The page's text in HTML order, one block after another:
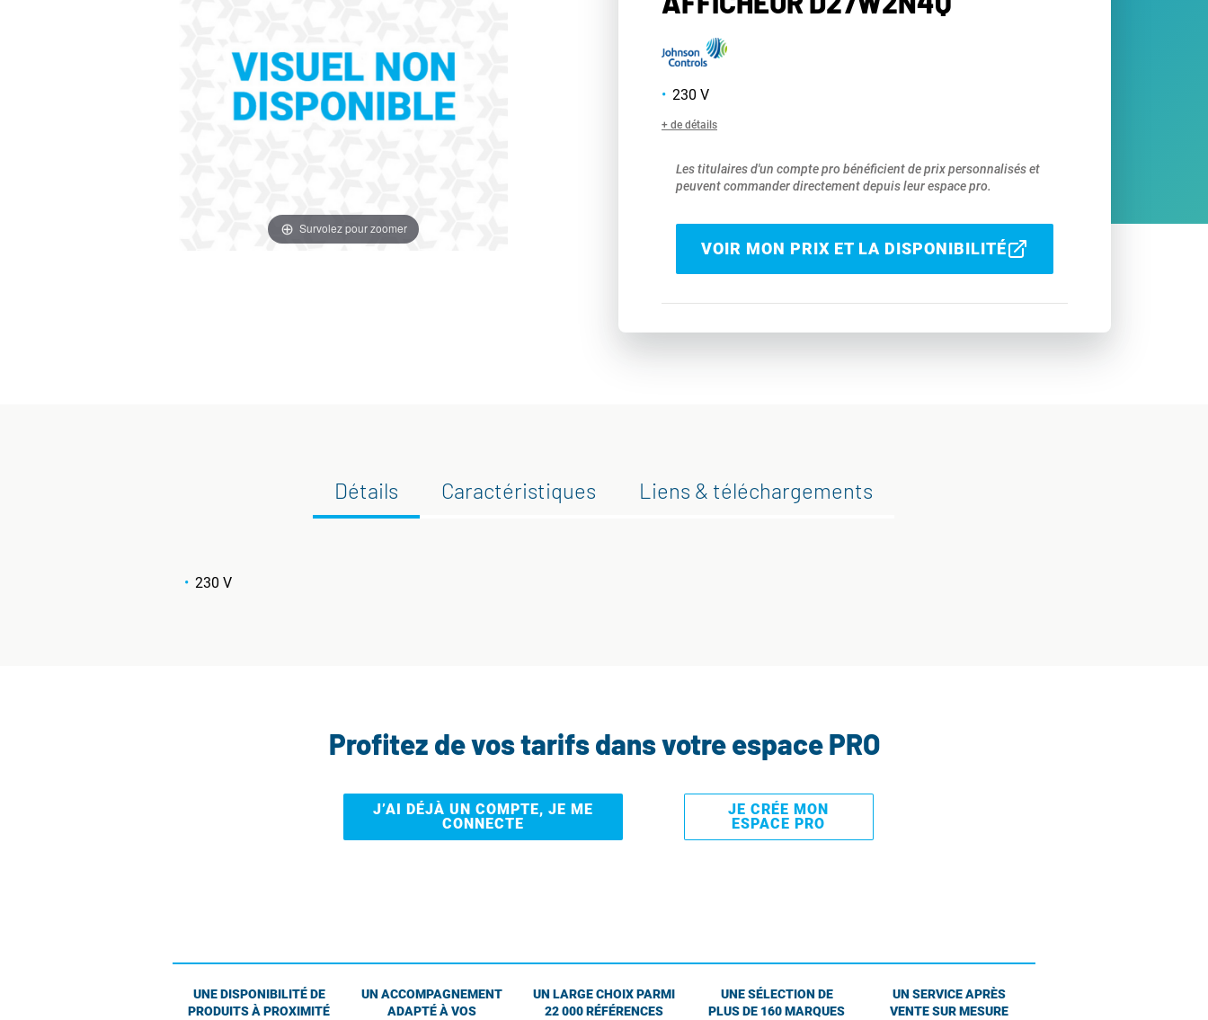
Survolez pour zoomer
230 V
+ de détails
Les titulaires d'un compte pro bénéficient de prix personnalisés et
peuvent commander directement depuis leur espace pro.
VOIR MON PRIX ET LA DISPONIBILITÉ
Détails Caractéristiques Liens & téléchargements
230 V
Profitez de vos tarifs dans votre espace PRO
J’AI DÉJÀ UN COMPTE, JE ME
CONNECTE
JE CRÉE MON
ESPACE PRO
UNE DISPONIBILITÉ DE
PRODUITS À PROXIMITÉ
UN ACCOMPAGNEMENT
ADAPTÉ À VOS
UN LARGE CHOIX PARMI
22 000 RÉFÉRENCES
UNE SÉLECTION DE
PLUS DE 160 MARQUES
UN SERVICE APRÈS
VENTE SUR MESURE